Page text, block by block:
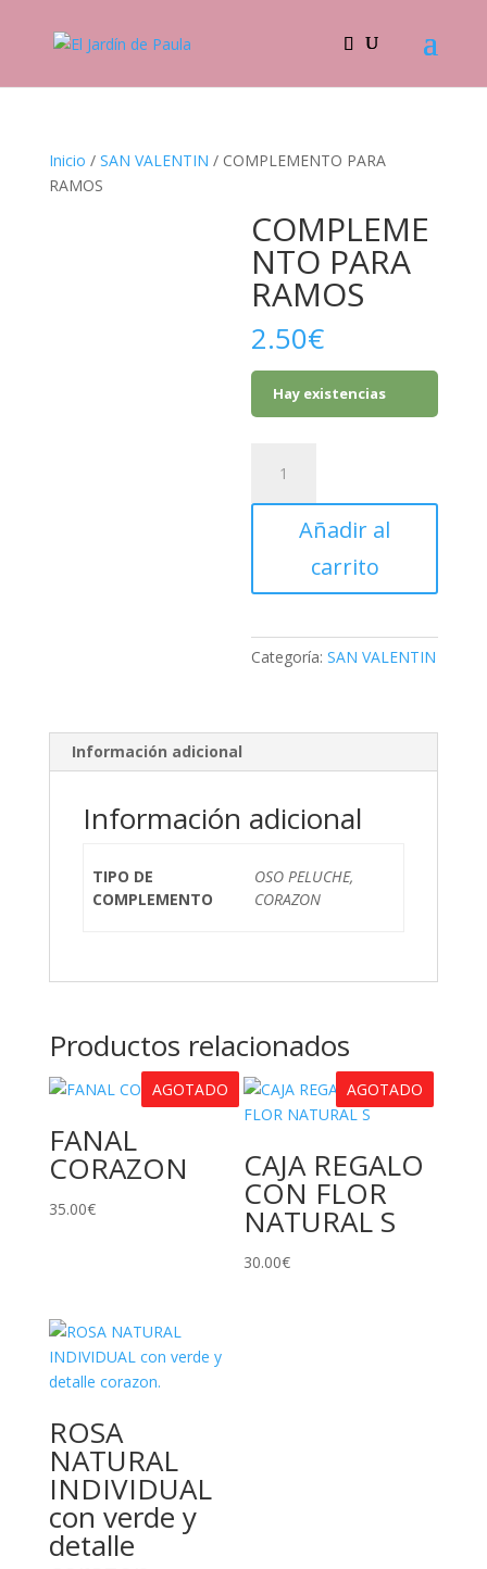
Inicio / SAN VALENTIN / COMPLEMENTO PARA
RAMOS
COMPLEME
NTO PARA
RAMOS
2.50€
Hay existencias
PARA
RAMOS
cantidadAñadir al
carrito
Categoría:SAN VALENTIN
Información adicional
Información adicional
TIPO DE
COMPLEMENTO
OSO PELUCHE,
CORAZON
Productos relacionados
AGOTADO
FANAL
CORAZON
35.00€
AGOTADO
CAJA REGALO
CON FLOR
NATURAL S
30.00€
ROSA
NATURAL
INDIVIDUAL
con verde y
detalle